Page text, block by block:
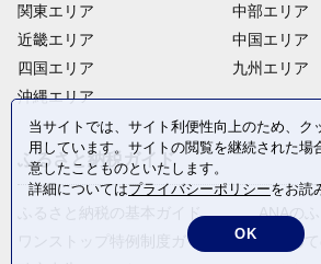
関東エリア
近畿エリア
四国エリア
沖縄エリア
中部エリア
中国エリア
九州エリア
ふるさと納税ガイド
ふるさと納税の基本ガイド
ワンストップ特例制度ガイド
ANAの
はじめ
当サイトでは、サイト利便性向上のため、ク
用しています。サイトの閲覧を継続された場
意したことものといたします。
詳細についてはプライバシーポリシーをお読
OK